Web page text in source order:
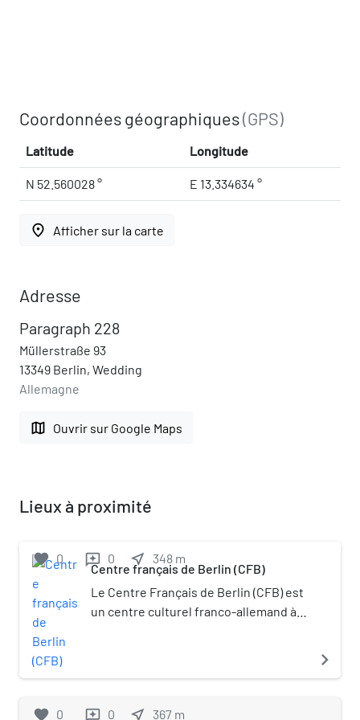
Coordonnées géographiques(GPS)
Latitude Longitude
N 52.560028 ° E 13.334634 °
place Afficher sur la carte
Adresse
Paragraph 228
Müllerstraße 93
13349 Berlin, Wedding
Allemagne
map Ouvrir sur Google Maps
Lieux à proximité
favorite 0 reviews 0 near_me 348 m
Centre français de Berlin (CFB)
Le Centre Français de Berlin (CFB) est
un centre culturel franco-allemand à
navigate_next
favorite 0 reviews 0 near_me 367 m